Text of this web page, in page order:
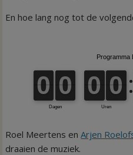
En hoe lang nog tot de
Roel Meertens enArjen
draaien de muziek.